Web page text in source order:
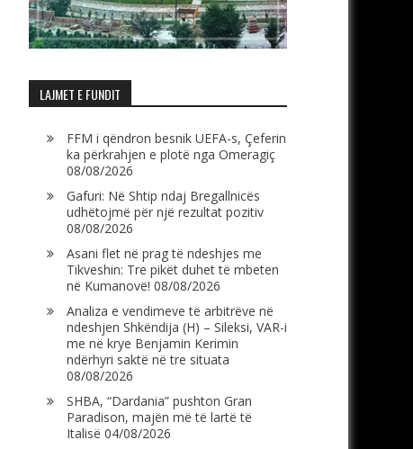
LAJMET E FUNDIT
FFM i qëndron besnik UEFA-s, Çeferin
ka përkrahjen e plotë nga Omeragiç
08/08/2026
Gafuri: Në Shtip ndaj Bregallnicës
udhëtojmë për një rezultat pozitiv
08/08/2026
Asani flet në prag të ndeshjes me
Tikveshin: Tre pikët duhet të mbeten
në Kumanovë! 08/08/2026
Analiza e vendimeve të arbitrëve në
ndeshjen Shkëndija (H) – Sileksi, VAR-i
me në krye Benjamin Kerimin
ndërhyri saktë në tre situata
08/08/2026
SHBA, “Dardania” pushton Gran
Paradison, majën më të lartë të
Italisë 04/08/2026